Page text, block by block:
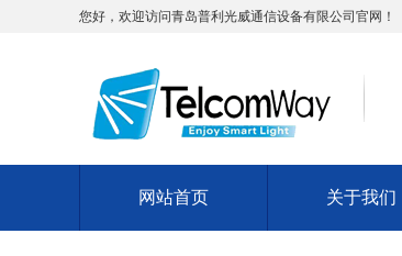
您好，欢迎访问青岛普利光威通信设备有限公司官网！
网站首页 关于我们